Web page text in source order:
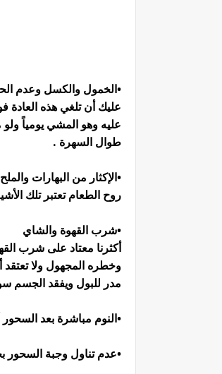
•الخمول والكسل وعدم
عليك أن تلغي هذه العادة
عليه وهو المشي يومياً
طوال السهرة .
•الإكثار من البهارات والملح
روح الطعام تعتبر تلك
•شرب القهوة والشاي
أكثرنا معتاد على شرب
وخطره المجهول ولا
مدر للبول ويفقد الجسم
•النوم مباشرة بعد
•عدم تناول وجبة